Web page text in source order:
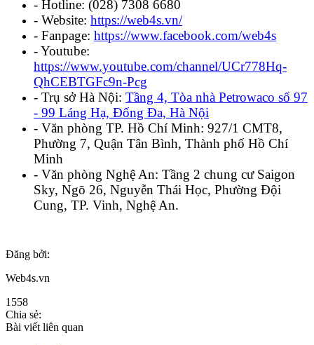
- Hotline: (028) 7308 6680
- Website: https://web4s.vn/
- Fanpage: https://www.facebook.com/web4s
- Youtube:
https://www.youtube.com/channel/UCr778Hq-
QhCEBTGFc9n-Pcg
- Trụ sở Hà Nội: Tầng 4, Tòa nhà Petrowaco số 97
- 99 Láng Hạ, Đống Đa, Hà Nội
- Văn phòng TP. Hồ Chí Minh: 927/1 CMT8,
Phường 7, Quận Tân Bình, Thành phố Hồ Chí
Minh
- Văn phòng Nghệ An: Tầng 2 chung cư Saigon
Sky, Ngõ 26, Nguyễn Thái Học, Phường Đội
Cung, TP. Vinh, Nghệ An.
Đăng bởi:
Web4s.vn
1558
Chia sẻ:
Bài viết liên quan